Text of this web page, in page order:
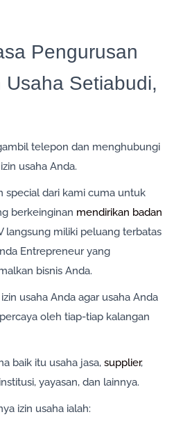
Pengurusan
Usaha Setiabudi,
telepon dan menghubungi
usaha Anda.
special dari kami cuma untuk
berkeinginan mendirikan badan
langsung miliki peluang terbatas
Entrepreneur yang
bisnis Anda.
usaha Anda agar usaha Anda
oleh tiap-tiap kalangan
baik itu usaha jasa, supplier,
yayasan, dan lainnya.
izin usaha ialah: